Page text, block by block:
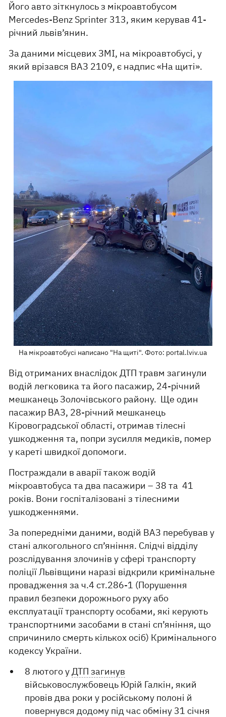
Його авто зіткнулось з мікроавтобусом
Mercedes-Benz Sprinter 313, яким керував 41-
річний львів’янин.
За даними місцевих ЗМІ, на мікроавтобусі, у
який врізався ВАЗ 2109, є надпис «На щиті».
На мікроавтобусі написано "На щиті". Фото: portal.lviv.ua
Від отриманих внаслідок ДТП травм загинули
водій легковика та його пасажир, 24-річний
мешканець Золочівського району. Ще один
пасажир ВАЗ, 28-річний мешканець
Кіровоградської області, отримав тілесні
ушкодження та, попри зусилля медиків, помер
у кареті швидкої допомоги.
Постраждали в аварії також водій
мікроавтобуса та два пасажири – 38 та 41
років. Вони госпіталізовані з тілесними
ушкодженнями.
За попередніми даними, водій ВАЗ перебував у
стані алкогольного сп’яніння. Слідчі відділу
розслідування злочинів у сфері транспорту
поліції Львівщини наразі відкрили кримінальне
провадження за ч.4 ст.286-1 (Порушення
правил безпеки дорожнього руху або
експлуатації транспорту особами, які керують
транспортними засобами в стані сп’яніння, що
спричинило смерть кількох осіб) Кримінального
кодексу України.
8 лютого уДТП загинув
військовослужбовець Юрій Галкін, який
провів два роки у російському полоні й
повернувся додому під час обміну 31 січня